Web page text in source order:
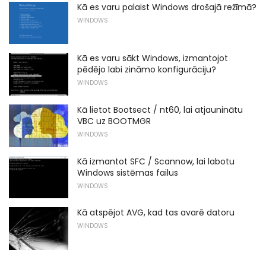
Kā es varu palaist Windows drošajā režīmā?
WINDOWS
Kā es varu sākt Windows, izmantojot
pēdējo labi zināmo konfigurāciju?
WINDOWS
Kā lietot Bootsect / nt60, lai atjauninātu
VBC uz BOOTMGR
WINDOWS
Kā izmantot SFC / Scannow, lai labotu
Windows sistēmas failus
WINDOWS
Kā atspējot AVG, kad tas avarē datoru
WINDOWS